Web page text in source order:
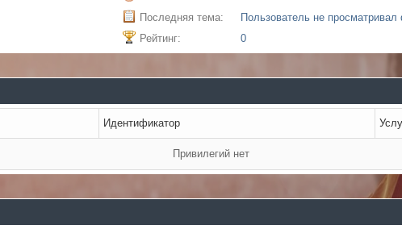
Последняя тема:
Пользователь не
Рейтинг:
0
Идентификатор
Привилегий нет